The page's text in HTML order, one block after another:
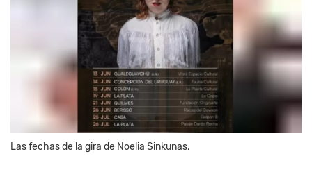
Las fechas de la gira de Noelia Sinkunas.